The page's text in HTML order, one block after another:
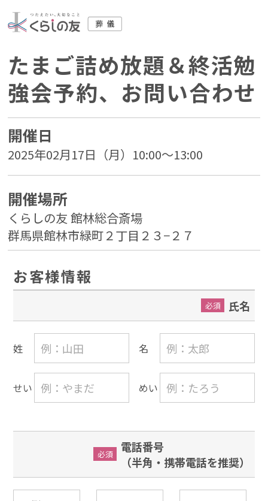
たまご詰め放題＆終活勉
強会予約、お問い合わせ
開催日
2025年02月17日（月）10:00～13:00
開催場所
くらしの友 館林総合斎場
群馬県館林市緑町２丁目２３−２７
お客様情報
氏名
必須
姓 名
せい めい
電話番号
（半角・携帯電話を推奨）
必須